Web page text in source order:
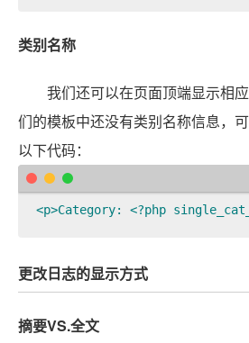
类别名称
我们还可以在页面顶端显示相
们的模板中还没有类别名称信息，
以下代码：
<p>Category: <?php
更改日志的显示方式
摘要VS.全文